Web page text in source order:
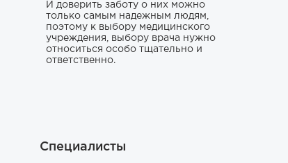
И доверить заботу о них можно
только самым надежным людям,
поэтому к выбору медицинского
учреждения, выбору врача нужно
относиться особо тщательно и
ответственно.
Специалисты